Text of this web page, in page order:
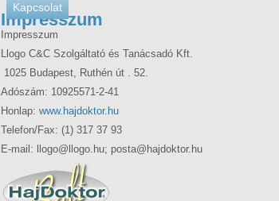
Kapcsolat
Impresszum
Impresszum
Llogo C&C Szolgáltató és Tanácsadó Kft.
1025 Budapest, Ruthén út . 52.
Adószám: 10925571-2-41
Honlap: www.hajdoktor.hu
Telefon/Fax: (1) 317 37 93
E-mail: llogo@llogo.hu; posta@hajdoktor.hu